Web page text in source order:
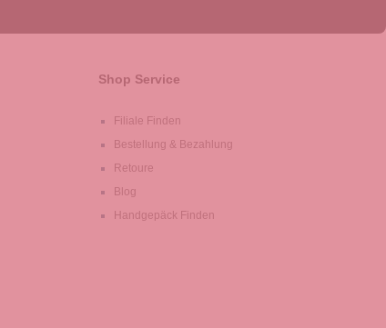
Shop Service
Filiale Finden
Bestellung & Bezahlung
Retoure
Blog
Handgepäck Finden